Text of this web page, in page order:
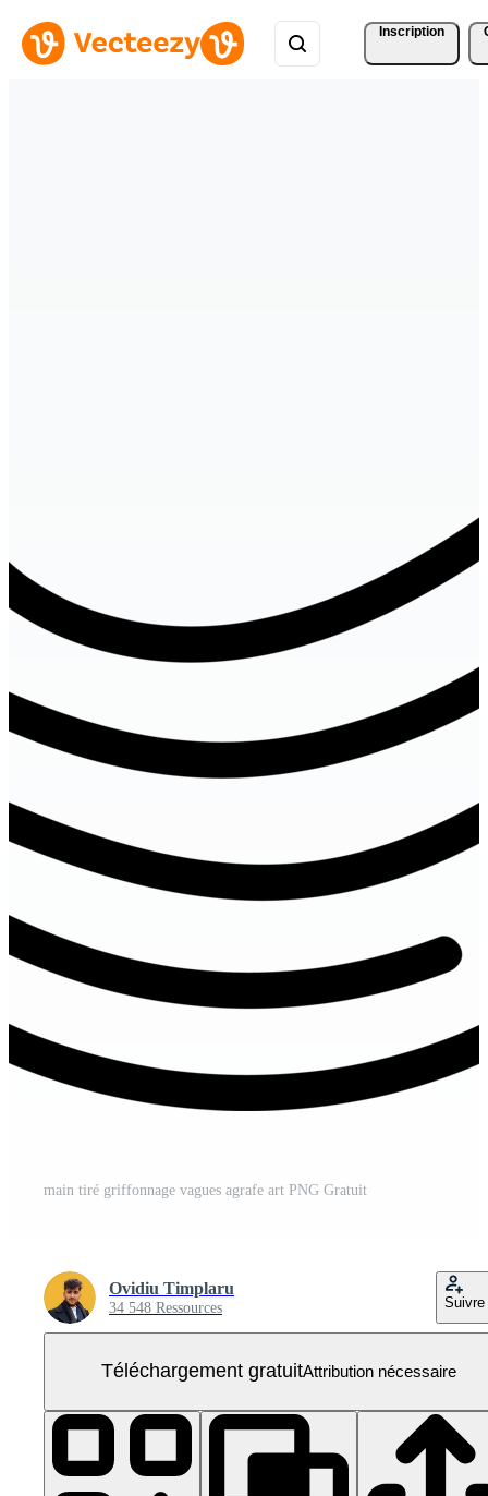
Inscription
main tiré griffonnage vagues agrafe art PNG Gratuit
Ovidiu Timplaru
34 548 Ressources Suivre
Téléchargement gratuitAttribution nécessaire